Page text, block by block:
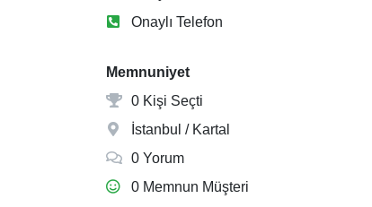
Onaylı Telefon
Memnuniyet
0 Kişi Seçti
İstanbul / Kartal
0 Yorum
0 Memnun Müşteri